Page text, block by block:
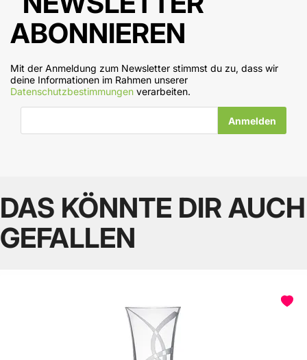
ABONNIEREN
Mit der Anmeldung zum Newsletter stimmst du zu, dass wir
deine Informationen im Rahmen unserer
Datenschutzbestimmungen verarbeiten.
E-Mail-Adresse
DAS KÖNNTE DIR AUCH
GEFALLEN